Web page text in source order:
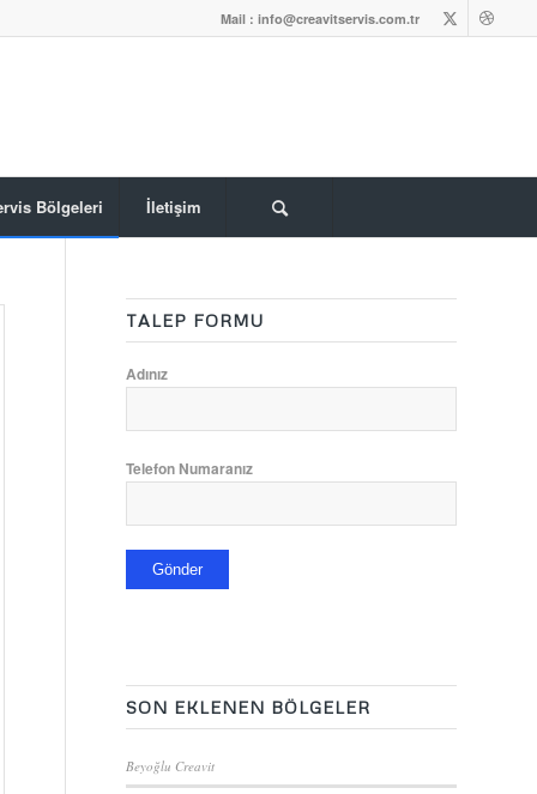
Mail : info@creavitservis.com.tr
Bölgeleri İletişim
TALEP FORMU
Adınız
Telefon Numaranız
SON EKLENEN BÖLGELER
Beyoğlu Creavit